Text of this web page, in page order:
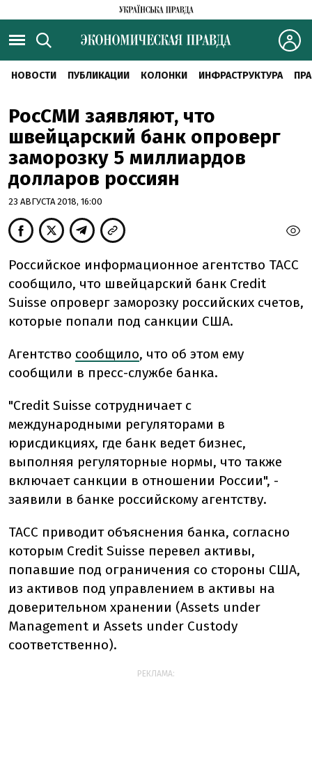
НОВОСТИ ПУБЛИКАЦИИ КОЛОНКИ ИНФРАСТРУКТУРА
РосСМИ заявляют, что
швейцарский банк опроверг
заморозку 5 миллиардов
долларов россиян
23 АВГУСТА 2018, 16:00
Российское информационное агентство ТАСС
сообщило, что швейцарский банк Credit
Suisse опроверг заморозку российских счетов,
которые попали под санкции США.
Агентство сообщило, что об этом ему
сообщили в пресс-службе банка.
"Credit Suisse сотрудничает с
международными регуляторами в
юрисдикциях, где банк ведет бизнес,
выполняя регуляторные нормы, что также
включает санкции в отношении России", -
заявили в банке российскому агентству.
ТАСС приводит объяснения банка, согласно
которым Credit Suisse перевел активы,
попавшие под ограничения со стороны США,
из активов под управлением в активы на
доверительном хранении (Assets under
Management и Assets under Custody
соответственно).
РЕКЛАМА: